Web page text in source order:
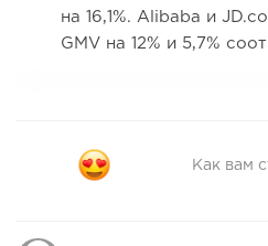
на 16,1%. Alibaba и
GMV на 12% и 5,7%
Как вам